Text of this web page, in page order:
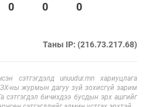
0 0 0
Таны IP: (216.73.217.68)
сэтгэгдэлд unuudur.mn хариуцлага
ны журмын дагуу зүй зохисгүй зарим
сэтгэгдэл бичихдээ бусдын эрх ашгийг